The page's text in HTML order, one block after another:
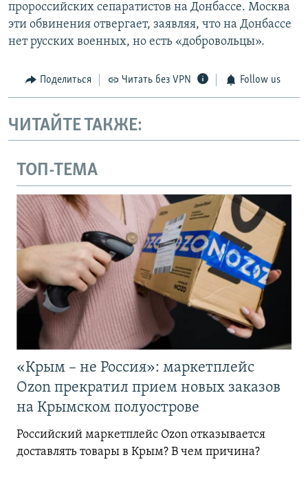
пророссийских сепаратистов на Донбассе. Москва
эти обвинения отвергает, заявляя, что на Донбассе
нет русских военных, но есть «добровольцы».
Поделиться Читать без VPN Follow us
ЧИТАЙТЕ ТАКЖЕ:
ТОП-ТЕМА
«Крым – не Россия»: маркетплейс
Ozon прекратил прием новых заказов
на Крымском полуострове
Российский маркетплейс Ozon отказывается
доставлять товары в Крым? В чем причина?